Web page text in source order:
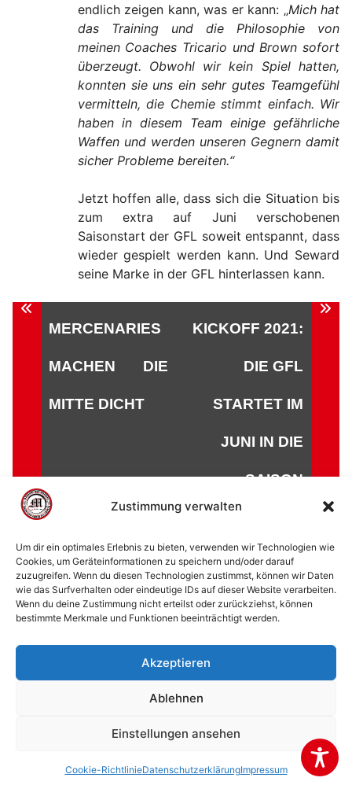
Zustimmung verwalten
Um dir ein optimales Erlebnis zu bieten, verwenden wir Technologien wie
Cookies, um Geräteinformationen zu speichern und/oder darauf
zuzugreifen. Wenn du diesen Technologien zustimmst, können wir Daten
wie das Surfverhalten oder eindeutige IDs auf dieser Website verarbeiten.
Wenn du deine Zustimmung nicht erteilst oder zurückziehst, können
bestimmte Merkmale und Funktionen beeinträchtigt werden.
Akzeptieren
Ablehnen
Einstellungen ansehen
Cookie-RichtlinieDatenschutzerklärungImpressum
endlich zeigen kann, was er kann: „Mich hat
das Training und die Philosophie von
meinen Coaches Tricario und Brown sofort
überzeugt. Obwohl wir kein Spiel hatten,
konnten sie uns ein sehr gutes Teamgefühl
vermitteln, die Chemie stimmt einfach. Wir
haben in diesem Team einige gefährliche
Waffen und werden unseren Gegnern damit
sicher Probleme bereiten.“
Jetzt hoffen alle, dass sich die Situation bis
zum extra auf Juni verschobenen
Saisonstart der GFL soweit entspannt, dass
wieder gespielt werden kann. Und Seward
seine Marke in der GFL hinterlassen kann.
Beitragsnavigation
MERCENARIES
MACHEN DIE
MITTE DICHT
KICKOFF 2021:
DIE GFL
STARTET IM
JUNI IN DIE
SAISON
© 2002 - 2026 American Football Verein Marburg
Mercenaries e.V. |die Stadt Marburg|Impressum
Datenschutzerklärung|Cookie-Richtlinie (EU)
Kontakt